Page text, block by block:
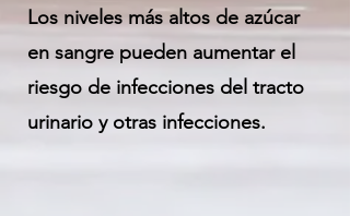
Los niveles más altos de azúcar
en sangre pueden aumentar el
riesgo de infecciones del tracto
urinario y otras infecciones.